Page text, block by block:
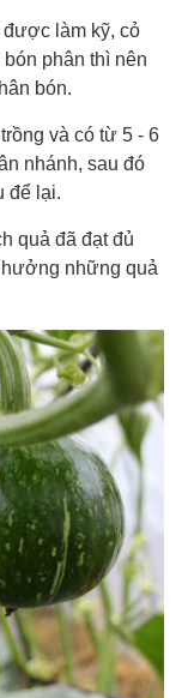
được làm kỹ, cỏ
phân thì nên
bón.
và có từ 5 - 6
nhánh, sau đó
để lại.
quả đã đạt đủ
những quả